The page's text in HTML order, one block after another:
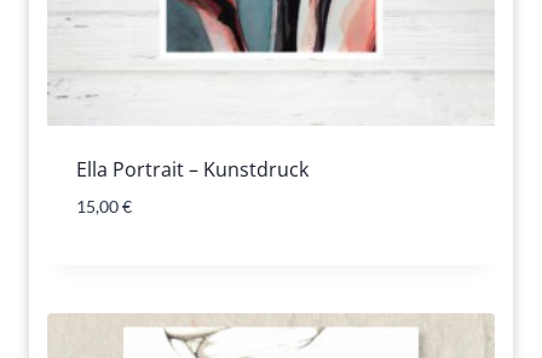
Ella Portrait – Kunstdruck
15,00€